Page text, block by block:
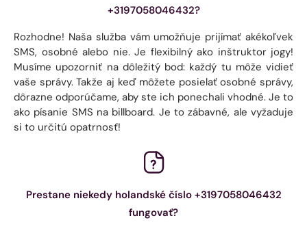
+3197058046432?
Rozhodne! Naša služba vám umožňuje prijímať akékoľvek
SMS, osobné alebo nie. Je flexibilný ako inštruktor jogy!
Musíme upozorniť na dôležitý bod: každý tu môže vidieť
vaše správy. Takže aj keď môžete posielať osobné správy,
dôrazne odporúčame, aby ste ich ponechali vhodné. Je to
ako písanie SMS na billboard. Je to zábavné, ale vyžaduje
si to určitú opatrnosť!
Prestane niekedy holandské číslo +3197058046432
fungovať?